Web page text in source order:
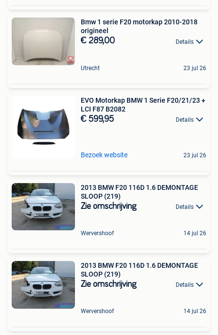
Bmw 1 serie F20 motorkap 2010-2018
origineel
€ 289,00 Details
Utrecht 23 jul 26
EVO Motorkap BMW 1 Serie F20/21/23 +
LCI F87 B2082
€ 599,95 Details
Bezoek website 23 jul 26
2013 BMW F20 116D 1.6 DEMONTAGE
SLOOP (219)
Zie omschrijving Details
Wervershoof 14 jul 26
2013 BMW F20 116D 1.6 DEMONTAGE
SLOOP (219)
Zie omschrijving Details
Wervershoof 14 jul 26